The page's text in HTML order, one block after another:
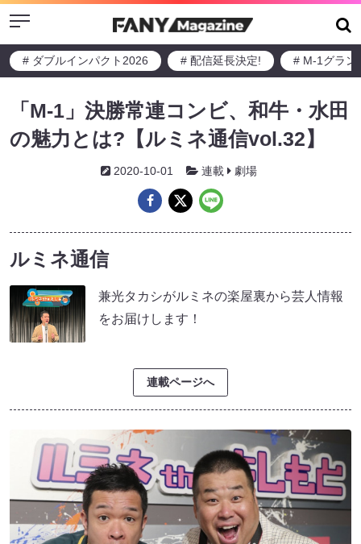
Menu
# ダブルインパクト2026 # 配信延長決定! # M-1グラン
「M-1」決勝常連コンビ、和牛・水田
の魅力とは?【ルミネ通信vol.32】
2020-10-01 連載 劇場
ルミネ通信
兼光タカシがルミネの楽屋裏から芸人情報
をお届けします！
連載ページへ